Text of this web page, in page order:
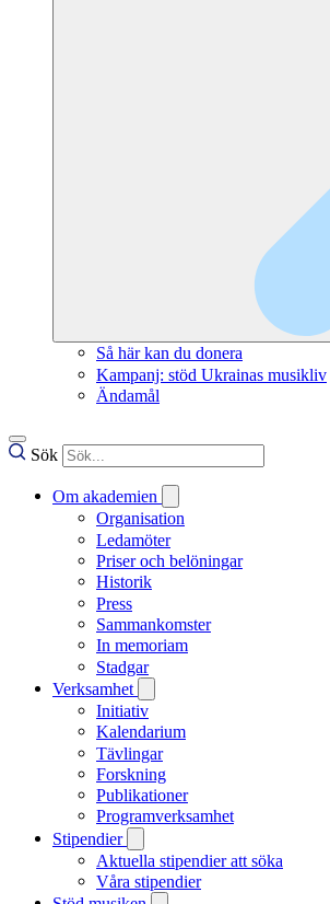
Så här kan du donera
Kampanj: stöd Ukrainas musikliv
Ändamål
Sök
Om akademien
Organisation
Ledamöter
Priser och belöningar
Historik
Press
Sammankomster
In memoriam
Stadgar
Verksamhet
Initiativ
Kalendarium
Tävlingar
Forskning
Publikationer
Programverksamhet
Stipendier
Aktuella stipendier att söka
Våra stipendier